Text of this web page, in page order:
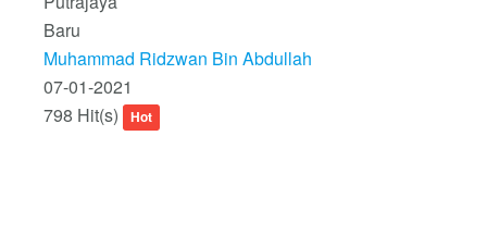
Baru
Muhammad Ridzwan Bin Abdullah
07-01-2021
798 Hit(s)
Hot